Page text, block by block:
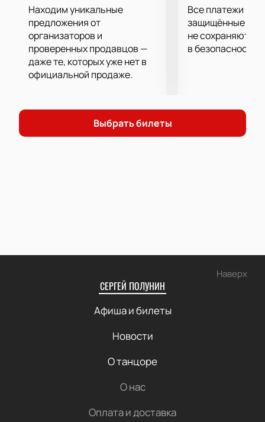
Находим уникальные
предложения от
организаторов и
проверенных продавцов —
даже те, которых уже нет в
официальной продаже.
Все платежи
защищённые
не сохраняются
в безопасности.
Выбрать билеты
Наверх
СЕРГЕЙ ПОЛУНИН
Афиша и билеты
Новости
О танцоре
О нас
Оплата и доставка